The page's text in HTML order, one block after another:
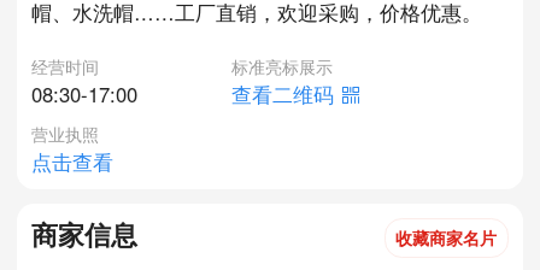
帽、水洗帽……工厂直销，欢迎采购，价格优惠。
经营时间
08:30-17:00
标准亮标展示
查看二维码
营业执照
点击查看
商家信息
收藏商家名片